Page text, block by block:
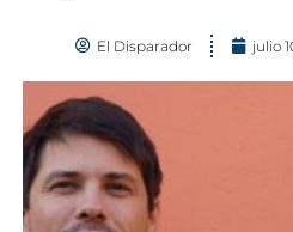
El Disparador julio